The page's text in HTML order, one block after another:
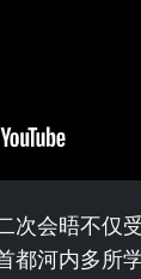
次会晤不仅
都河内多所